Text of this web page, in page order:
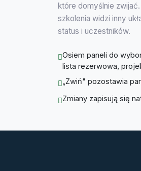
które domyślnie
szkolenia widzi inny
status i uczestników.
Osiem paneli do
lista rezerwowa,
„Zwiń" pozostawia
Zmiany zapisują się